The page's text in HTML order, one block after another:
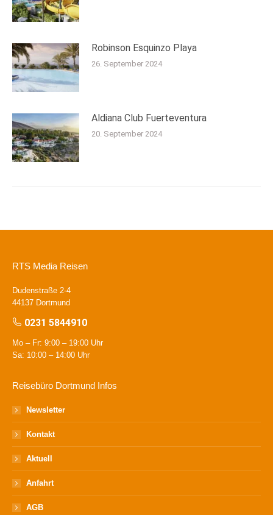
Robinson Esquinzo Playa
26. September 2024
Aldiana Club Fuerteventura
20. September 2024
RTS Media Reisen
Dudenstraße 2-4
44137 Dortmund
0231 5844910
Mo – Fr: 9:00 – 19:00 Uhr
Sa: 10:00 – 14:00 Uhr
Reisebüro Dortmund Infos
Newsletter
Kontakt
Aktuell
Anfahrt
AGB